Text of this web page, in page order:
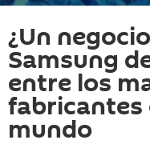
¿Un
Samsung
entre los
fabricantes
mundo